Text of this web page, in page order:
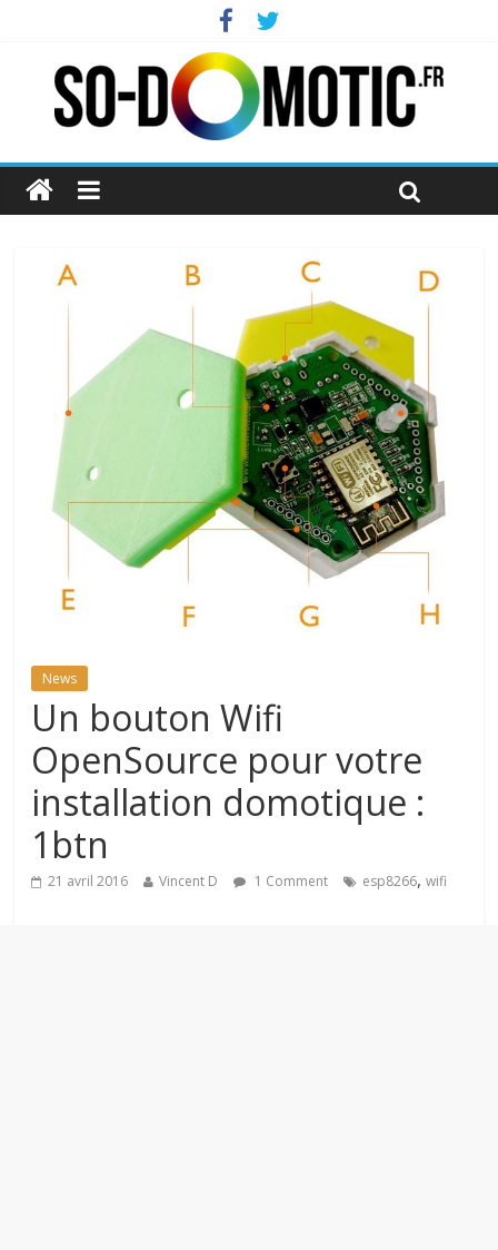
News
Un bouton Wifi
OpenSource pour votre
installation domotique :
1btn
21 avril 2016 Vincent D 1 Comment esp8266,wifi